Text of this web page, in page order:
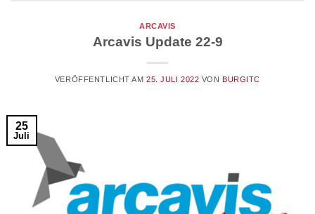
ARCAVIS
Arcavis Update 22-9
VERÖFFENTLICHT AM25. JULI 2022 VONBURGITC
25
Juli